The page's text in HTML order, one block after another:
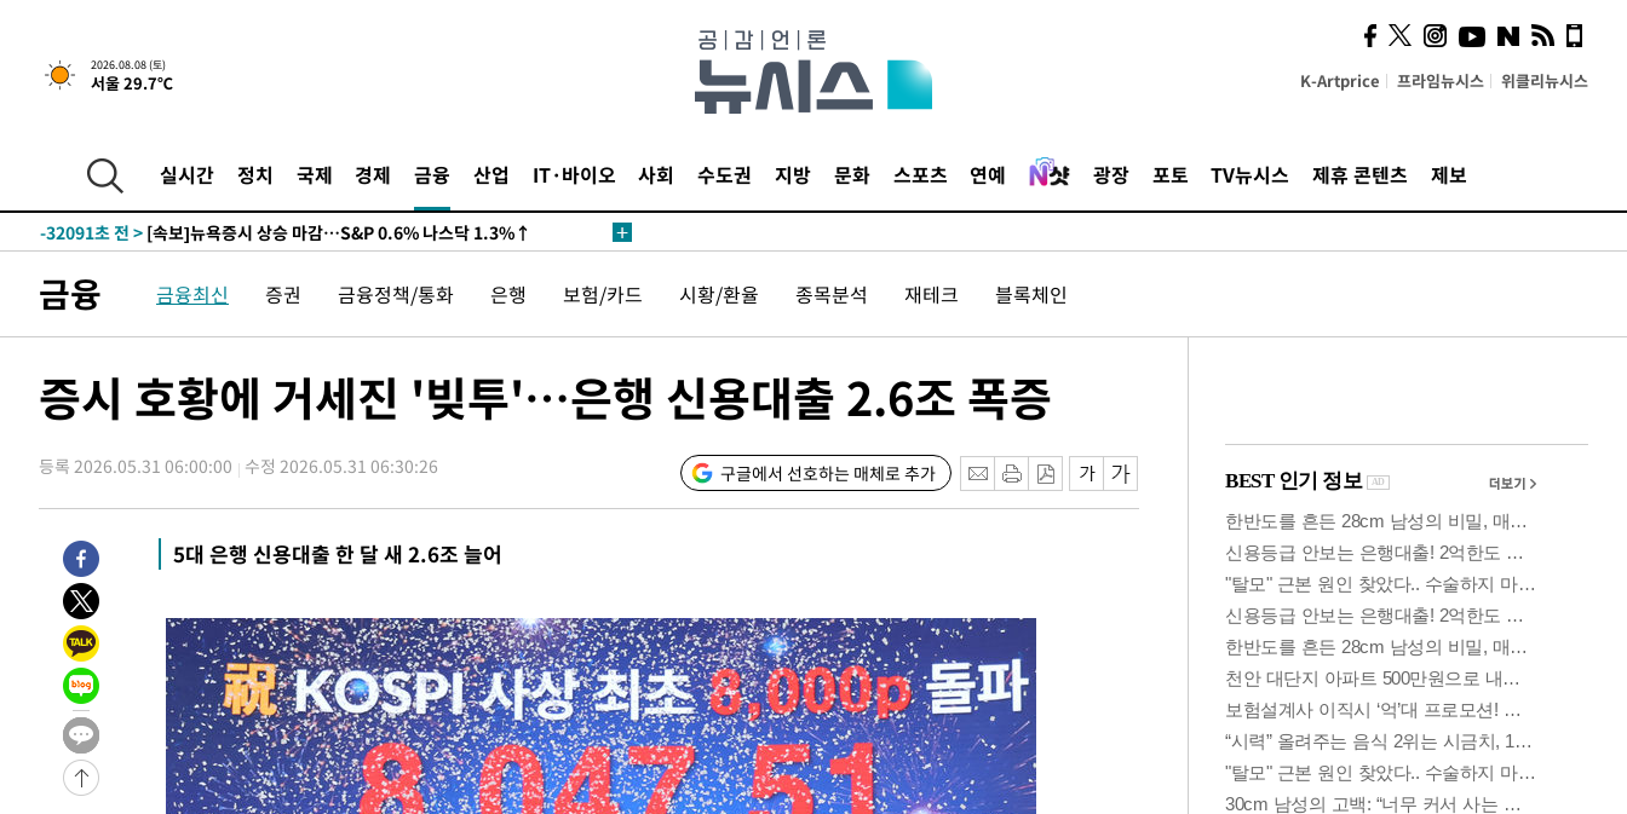
2026.08.08 (토)
서울 29.7℃ K-Artprice 프라임뉴시스 위클리뉴시스
실시간 정치 국제 경제 금융 산업 IT·바이오 사회 수도권 지방 문화 스포츠 연예 광장 포토 TV뉴시스 제휴 콘텐츠 제보
-32091초 전 > [속보]뉴욕증시 상승 마감…S&P 0.6% 나스닥 1.3%↑
금융 금융최신 증권 금융정책/통화 은행 보험/카드 시황/환율 종목분석 재테크 블록체인
증시 호황에 거세진 '빚투'…은행 신용대출 2.6조 폭증
등록 2026.05.31 06:00:00 수정 2026.05.31 06:30:26 구글에서 선호하는 매체로 추가
5대 은행 신용대출 한 달 새 2.6조 늘어
시, 스마트폰 액세서리에
NFC 더했다